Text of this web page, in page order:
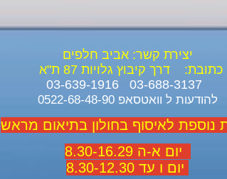
יצירת קשר: אביב חלפים
כתובת:
דרך קיבוץ גלויות 87 ת"א
להודעות ל וואטסאפ 0522-68-48-90
נוספת לאיסוף בחולון בתיאום מראש
יום א-ה 8.30-16.29
יום ו עד 8.30-12.30